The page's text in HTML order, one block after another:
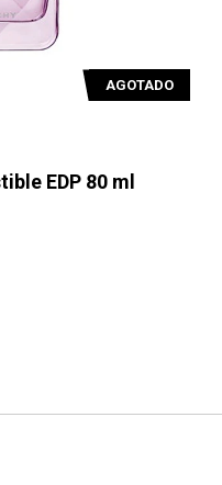
AGOTADO
EDP 80 ml